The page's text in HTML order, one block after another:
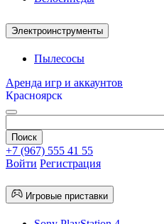
Электроинструменты
Пылесосы
Аренда игр и аккаунтов
Красноярск
+7 (967) 555 41 55
Войти Регистрация
Игровые приставки